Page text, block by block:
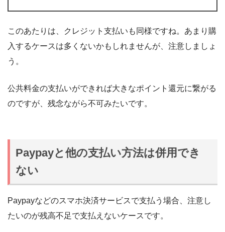
このあたりは、クレジット支払いも同様ですね。あまり購
入するケースは多くないかもしれませんが、注意しましょ
う。
公共料金の支払いができれば大きなポイント還元に繋がる
のですが、残念ながら不可みたいです。
Paypayと他の支払い方法は併用でき
ない
Paypayなどのスマホ決済サービスで支払う場合、注意し
たいのが残高不足で支払えないケースです。